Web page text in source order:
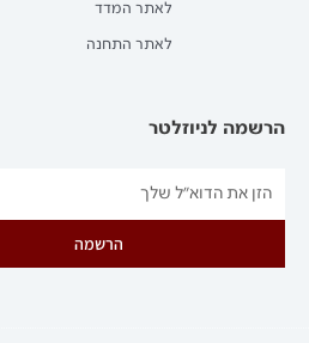
לאתר המדד
לאתר התחנה
הרשמה לניוזלטר
הרשמה